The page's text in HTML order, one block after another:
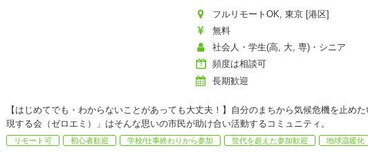
フルリモートOK, 東京 [港区]
無料
社会人・学生(高, 大, 専)・シニア
頻度は相談可
長期歓迎
【はじめてでも・わからないことがあっても大丈夫！】自分のまちから気候危機を止め
現する会（ゼロエミ）」はそんな思いの市民が助け合い活動するコミュニティ。
リモート可 初心者歓迎 学校/仕事終わりから参加 世代を超えた参加歓迎 地球温暖化